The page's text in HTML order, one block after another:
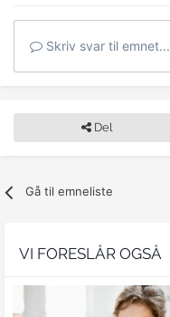
Skriv svar til emnet...
Del
Gå til emneliste
VI FORESLÅR OGSÅ